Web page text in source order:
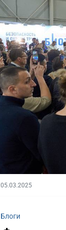
05.03.2025
Блоги